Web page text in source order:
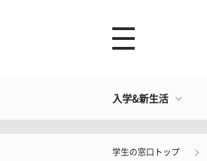
入学&新生活
学生の窓口トップ